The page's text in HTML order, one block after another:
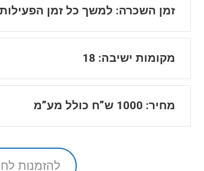
זמן השכרה: למשך כל זמן הפעילות
מקומות ישיבה: 18
מחיר: 1000 ש”ח כולל מע”מ
להזמנות